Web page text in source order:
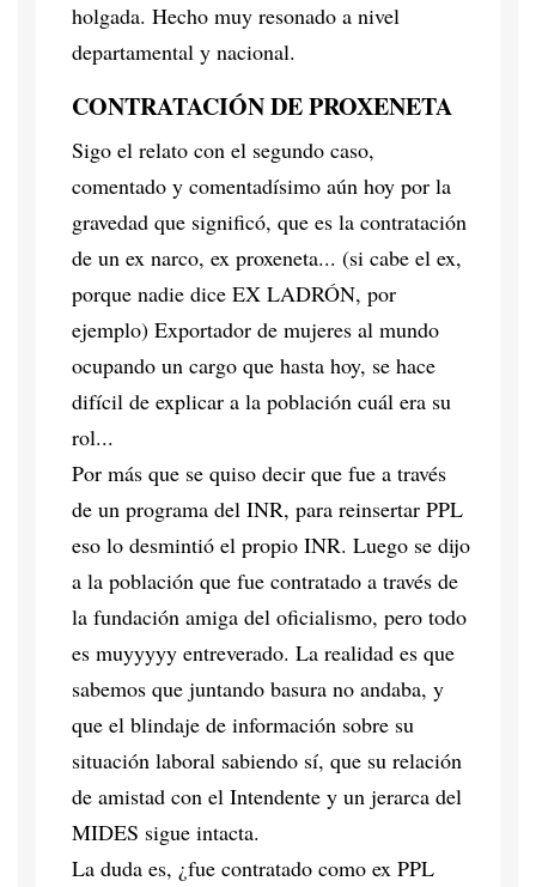
holgada. Hecho muy resonado a nivel
departamental y nacional.
CONTRATACIÓN DE PROXENETA
Sigo el relato con el segundo caso,
comentado y comentadísimo aún hoy por la
gravedad que significó, que es la contratación
de un ex narco, ex proxeneta... (si cabe el ex,
porque nadie dice EX LADRÓN, por
ejemplo) Exportador de mujeres al mundo
ocupando un cargo que hasta hoy, se hace
difícil de explicar a la población cuál era su
rol...
Por más que se quiso decir que fue a través
de un programa del INR, para reinsertar PPL
eso lo desmintió el propio INR. Luego se dijo
a la población que fue contratado a través de
la fundación amiga del oficialismo, pero todo
es muyyyyy entreverado. La realidad es que
sabemos que juntando basura no andaba, y
que el blindaje de información sobre su
situación laboral sabiendo sí, que su relación
de amistad con el Intendente y un jerarca del
MIDES sigue intacta.
La duda es, ¿fue contratado como ex PPL